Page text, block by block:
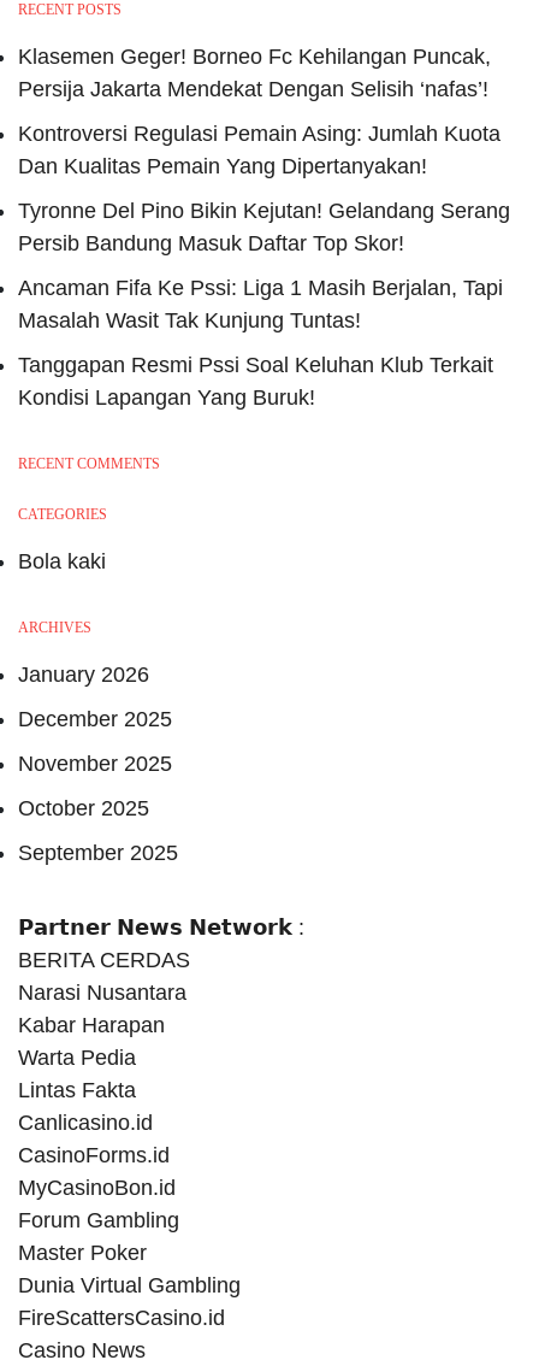
RECENT POSTS
Klasemen Geger! Borneo Fc Kehilangan Puncak,
Persija Jakarta Mendekat Dengan Selisih ‘nafas’!
Kontroversi Regulasi Pemain Asing: Jumlah Kuota
Dan Kualitas Pemain Yang Dipertanyakan!
Tyronne Del Pino Bikin Kejutan! Gelandang Serang
Persib Bandung Masuk Daftar Top Skor!
Ancaman Fifa Ke Pssi: Liga 1 Masih Berjalan, Tapi
Masalah Wasit Tak Kunjung Tuntas!
Tanggapan Resmi Pssi Soal Keluhan Klub Terkait
Kondisi Lapangan Yang Buruk!
RECENT COMMENTS
CATEGORIES
Bola kaki
ARCHIVES
January 2026
December 2025
November 2025
October 2025
September 2025
𝗣𝗮𝗿𝘁𝗻𝗲𝗿 𝗡𝗲𝘄𝘀 𝗡𝗲𝘁𝘄𝗼𝗿𝗸 :
BERITA CERDAS
Narasi Nusantara
Kabar Harapan
Warta Pedia
Lintas Fakta
Canlicasino.id
CasinoForms.id
MyCasinoBon.id
Forum Gambling
Master Poker
Dunia Virtual Gambling
FireScattersCasino.id
Casino News